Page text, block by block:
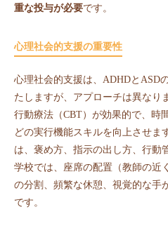
重な投与が必要です。
心理社会的支援の重要性
心理社会的支援は、ADHDとASD
たしますが、アプローチは異なり
行動療法（CBT）が効果的で、時
どの実行機能スキルを向上させま
は、褒め方、指示の出し方、行動
学校では、座席の配置（教師の近
の分割、頻繁な休憩、視覚的な手
です。